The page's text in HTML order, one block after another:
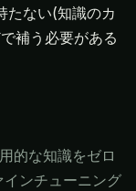
たない(知識のカ
補う必要がある
的な知識をゼロ
ンチューニング